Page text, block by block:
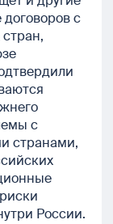
с
с
странами,
России.